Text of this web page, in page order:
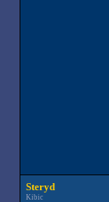
Steryd
Kibic